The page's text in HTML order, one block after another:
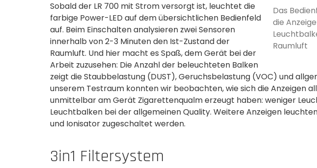
Das
die
Raumluft­
Sobald der LR 700 mit Strom versorgt ist, leuchtet die
farbige Power-LED auf dem übersichtlichen Bedienfeld
auf. Beim Einschalten analysieren zwei Sensoren
innerhalb von 2-3 Minuten den Ist-Zustand der
Raumluft. Und hier macht es Spaß, dem Gerät bei der
Arbeit zuzusehen: Die Anzahl der beleuchteten Balken
zeigt die Staubbelastung (DUST), Geruchsbelastung (VOC) und
unserem Testraum konnten wir beobachten, wie sich die Anzeigen­
unmittelbar am Gerät Zigarettenqualm erzeugt haben: weniger­
Leuchtbalken bei der allgemeinen Quality. Weitere Anzeigen
und Ionisator zugeschaltet­ werden.
3in1 Filtersystem